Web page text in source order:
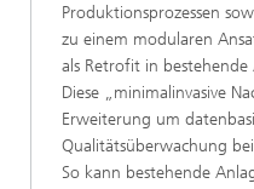
Produktionsprozessen
zu einem modularen
als Retrofit in
Diese „minimalinvasive
Erweiterung um
Qualitätsüberwachung
So kann bestehende